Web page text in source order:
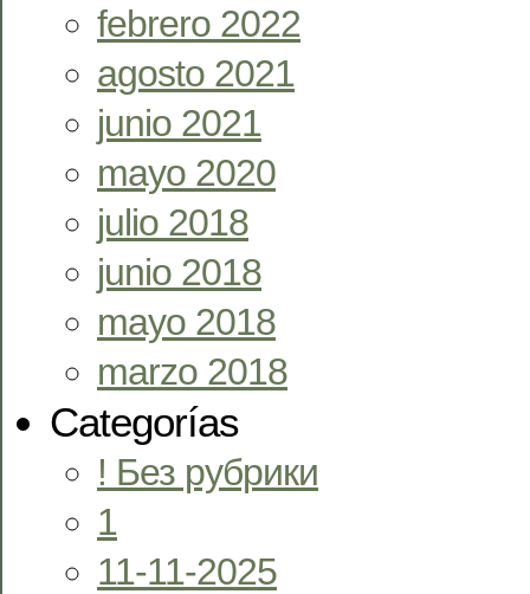
febrero 2022
agosto 2021
junio 2021
mayo 2020
julio 2018
junio 2018
mayo 2018
marzo 2018
Categorías
! Без рубрики
1
11-11-2025